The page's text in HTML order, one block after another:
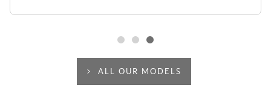
ALL OUR MODELS